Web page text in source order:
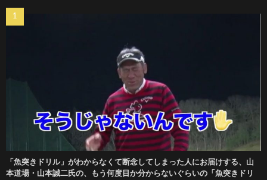
「魚突きドリル」がわからなくて断念してしまった人にお届けする、山
本道場・山本誠二氏の、もう何度目か分からないぐらいの「魚突きドリ